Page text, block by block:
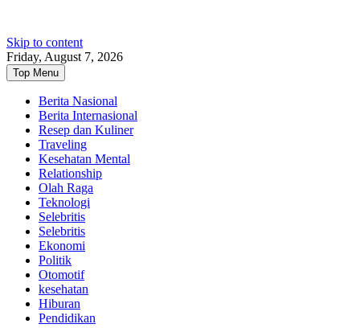
Skip to content
Friday, August 7, 2026
Top Menu
Berita Nasional
Berita Internasional
Resep dan Kuliner
Traveling
Kesehatan Mental
Relationship
Olah Raga
Teknologi
Selebritis
Selebritis
Ekonomi
Politik
Otomotif
kesehatan
Hiburan
Pendidikan